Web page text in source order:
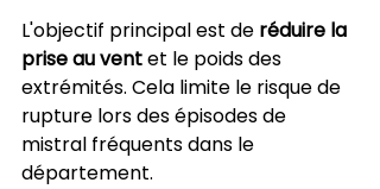
L'objectif principal est de réduire la
prise au vent et le poids des
extrémités. Cela limite le risque de
rupture lors des épisodes de
mistral fréquents dans le
département.